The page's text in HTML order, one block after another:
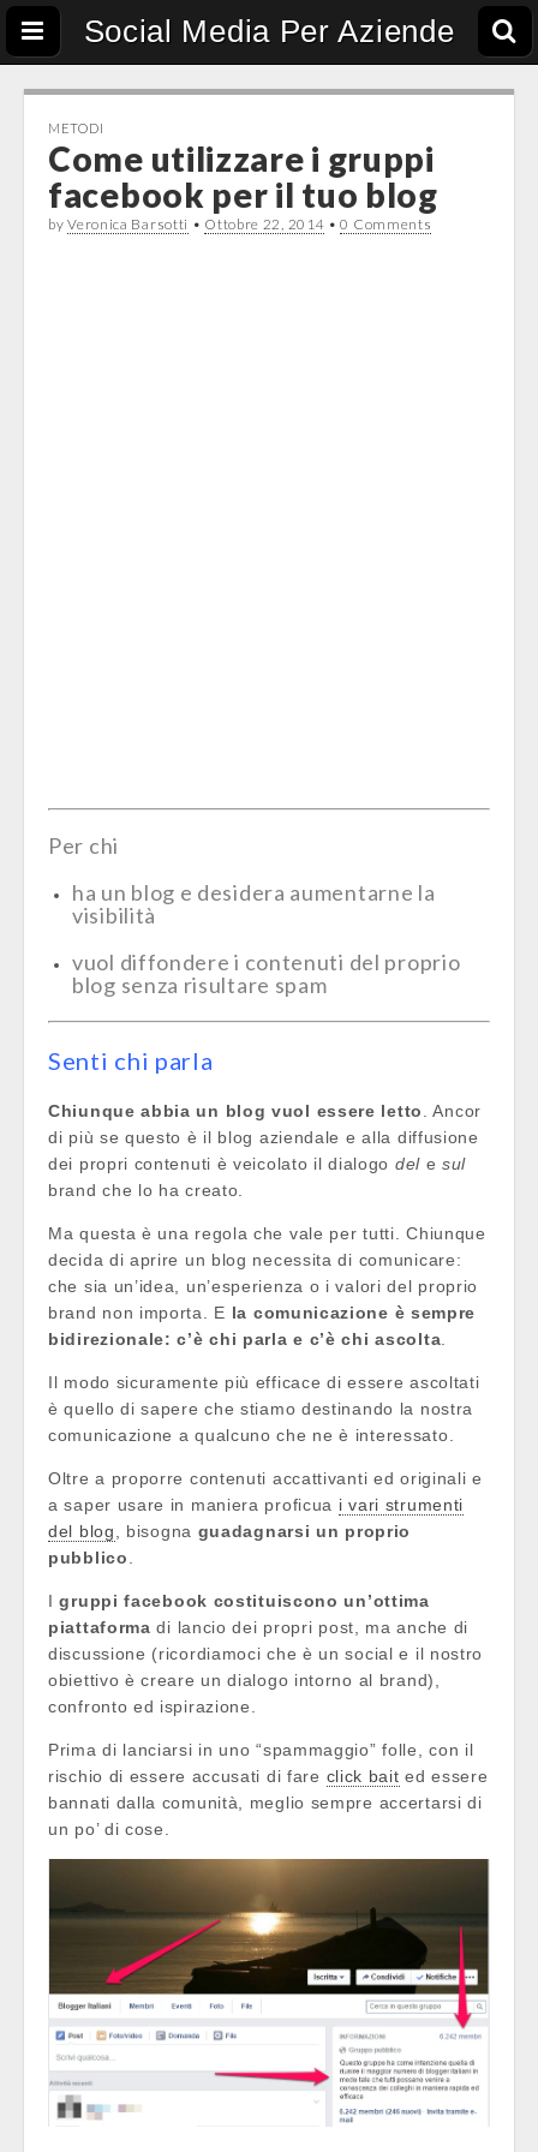
Social Media Per Aziende
METODI
Come utilizzare i gruppi
facebook per il tuo blog
byVeronica Barsotti • Ottobre 22, 2014 •0 Comments
Per chi
ha un blog e desidera aumentarne la
visibilità
vuol diffondere i contenuti del proprio
blog senza risultare spam
Senti chi parla
Chiunque abbia un blog vuol essere letto
. Ancor
di più se questo è il blog aziendale e alla diffusione
dei propri contenuti è veicolato il dialogo delesul
brand che lo ha creato.
Ma questa è una regola che vale per tutti. Chiunque
decida di aprire un blog necessita di comunicare:
che sia un’idea, un’esperienza o i valori del proprio
brand non importa. E la comunicazione è sempre
bidirezionale: c’è chi parla e c’è chi ascolta
Il modo sicuramente più efficace di essere ascoltati
è quello di sapere che stiamo destinando la nostra
comunicazione a qualcuno che ne è interessato.
Oltre a proporre contenuti accattivanti ed originali e
a saper usare in maniera proficua i vari strumenti
del blog
, bisogna guadagnarsi un proprio
pubblico
Igruppi facebook costituiscono un’ottima
piattaforma di lancio dei propri post, ma anche di
discussione (ricordiamoci che è un social e il nostro
obiettivo è creare un dialogo intorno al brand),
confronto ed ispirazione.
Prima di lanciarsi in uno “spammaggio” folle, con il
rischio di essere accusati di fare click bait ed essere
bannati dalla comunità, meglio sempre accertarsi di
un po’ di cose.